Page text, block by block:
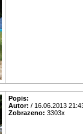
Popis:
Autor: / 16.06.2013
Zobrazeno: 3303x